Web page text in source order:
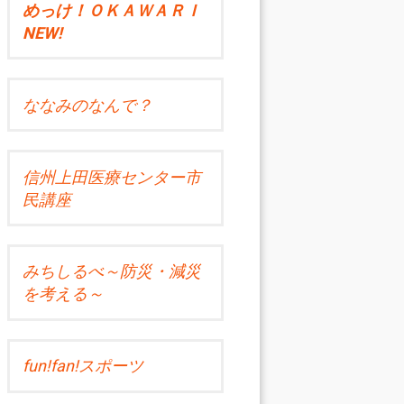
めっけ！ＯＫＡＷＡＲＩ
NEW!
ななみのなんで？
信州上田医療センター市
民講座
みちしるべ～防災・減災
を考える～
fun!fan!スポーツ